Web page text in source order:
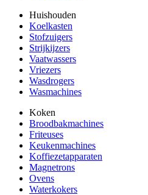
Huishouden
Koelkasten
Stofzuigers
Strijkijzers
Vaatwassers
Vriezers
Wasdrogers
Wasmachines
Koken
Broodbakmachines
Friteuses
Keukenmachines
Koffiezetapparaten
Magnetrons
Ovens
Waterkokers